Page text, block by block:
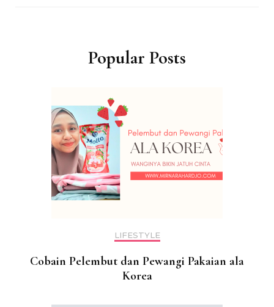
Popular Posts
LIFESTYLE
Cobain Pelembut dan Pewangi Pakaian ala
Korea